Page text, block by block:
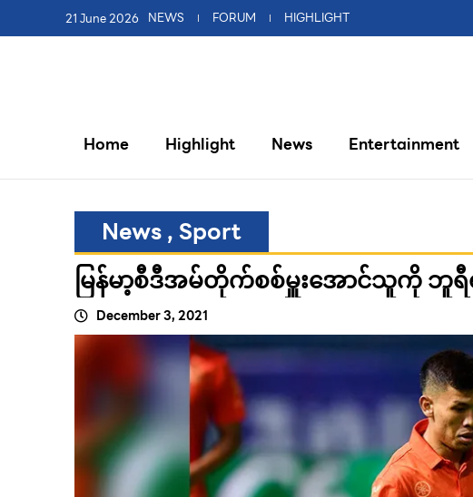
21 June 2026 NEWS FORUM HIGHLIGHT
Home Highlight News Entertainment
News, Sport
မြန်မာ့စီဒီအမ်တိုက်စစ်မှူးအောင်သူကို ဘူ
December 3, 2021